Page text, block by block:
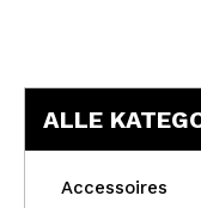
BLOG
ALLE
Accessoires